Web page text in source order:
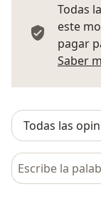
Todas
este
pagar
Saber
Busca en